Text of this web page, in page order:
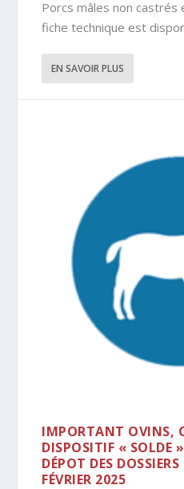
Porcs mâles non castrés
fiche technique est
EN SAVOIR PLUS
IMPORTANT OVINS,
DISPOSITIF « SOLDE
DÉPOT DES
FÉVRIER 2025